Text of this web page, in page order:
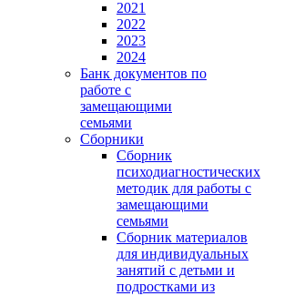
2021
2022
2023
2024
Банк документов по
работе с
замещающими
семьями
Сборники
Сборник
психодиагностических
методик для работы с
замещающими
семьями
Сборник материалов
для индивидуальных
занятий с детьми и
подростками из